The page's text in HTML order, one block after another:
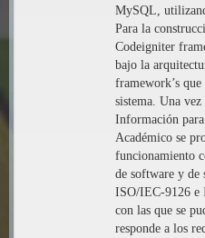
MySQL,
Para la
Codeigniter
bajo la
framework’s
sistema. Una
Información
Académico se
funcionamiento
de software y de
ISO/IEC-9126 e
con las que se
responde a los